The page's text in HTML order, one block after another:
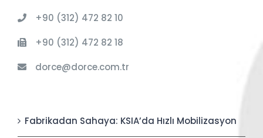
+90 (312) 472 82 10
+90 (312) 472 82 18
dorce@dorce.com.tr
Fabrikadan Sahaya: KSIA’da Hızlı Mobilizasyon